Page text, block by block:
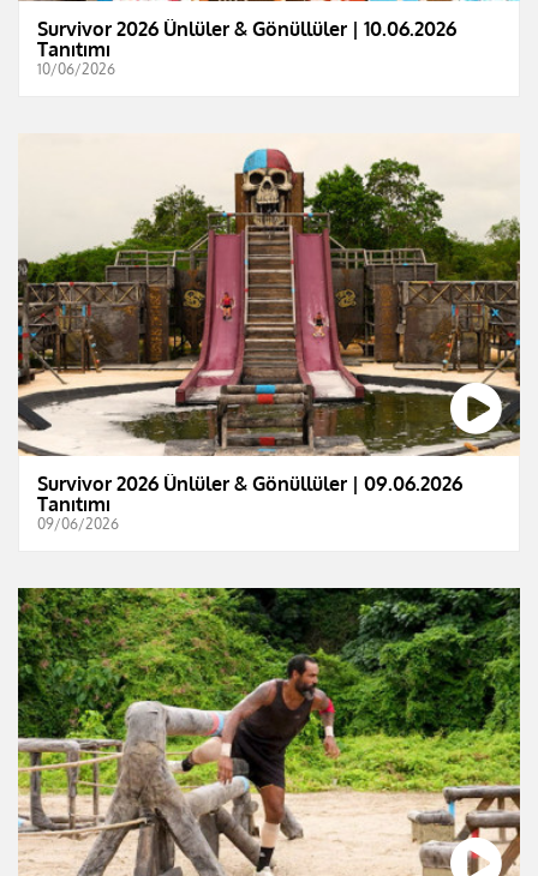
Survivor 2026 Ünlüler & Gönüllüler | 10.06.2026
Tanıtımı
10/06/2026
Survivor 2026 Ünlüler & Gönüllüler | 09.06.2026
Tanıtımı
09/06/2026